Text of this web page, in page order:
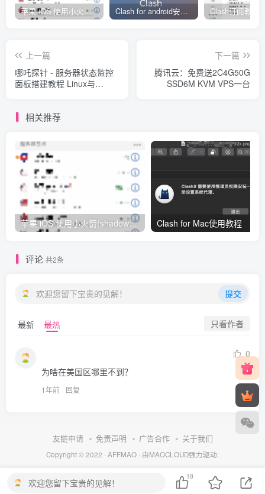
苹果 iOS 使用小火箭(shadowrocket)新手教程 Clash for android安卓客户端保姆级新手使用教程
上一篇
哪吒探针 - 服务器状态监控
面板搭建教程 Linux与
下一篇
腾讯云：免费送2C4G50G
SSD6M KVM VPS一台
相关推荐
苹果 iOS 使用小火箭(shadowrocket)新手教程 Clash for Mac使用教程
评论 共2条
欢迎您留下宝贵的见解！ 提交
最新 最热 只看作者
0
为啥在美国区哪里不到？
1年前 回复
友链申请 免责声明 广告合作 关于我们
Copyright © 2022 · AFFMAO · 由MAOCLOUD强力驱动.
欢迎您留下宝贵的见解！
18